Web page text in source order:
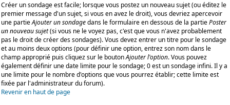
Créer un sondage est facile; lorsque vous postez un nouveau sujet (ou éditez le
premier message d'un sujet, si vous en avez le droit), vous devriez apercevoir
une partieAjouter un sondagedans le formulaire en dessous de la partiePoster
un nouveau sujet(si vous ne le voyez pas, c'est que vous n'avez probablement
pas le droit de créer des sondages). Vous devez entrer un titre pour le sondage
et au moins deux options (pour définir une option, entrez son nom dans le
champ approprié puis cliquez sur le boutonAjouter l'option. Vous pouvez
également définir une date limite pour le sondage; 0 est un sondage infini. Il y a
une limite pour le nombre d'options que vous pourrez établir; cette limite est
fixée par l'administrateur du forum).
Revenir en haut de page